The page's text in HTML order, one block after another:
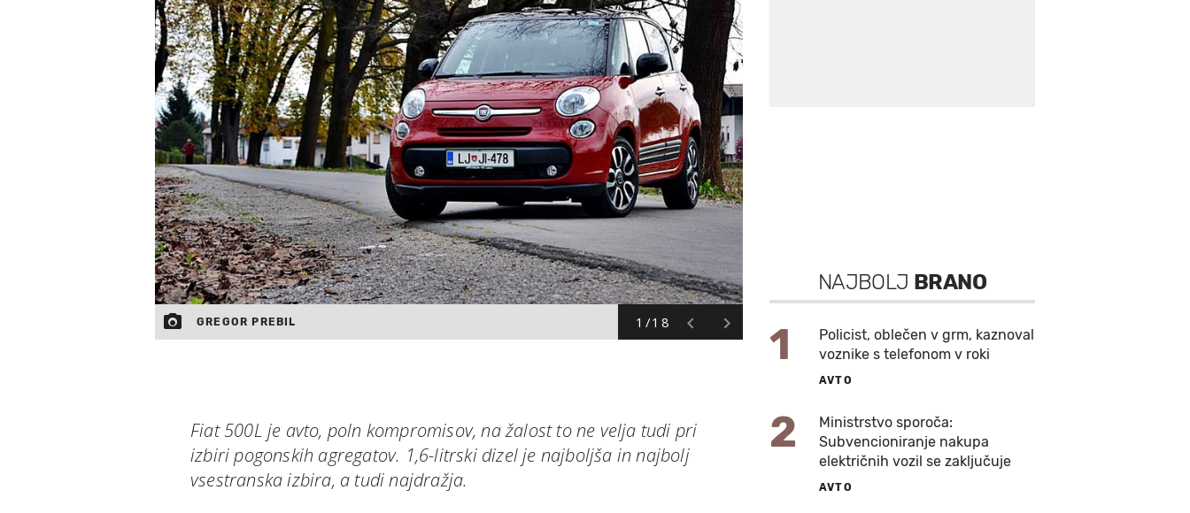
1/18
GREGOR PREBIL
Fiat 500L je avto, poln kompromisov, na žalost to ne velja tudi pri
izbiri pogonskih agregatov. 1,6-litrski dizel je najboljša in najbolj
vsestranska izbira, a tudi najdražja.
NAJBOLJ BRANO
1
Policist, oblečen v grm, kaznoval
voznike s telefonom v roki
AVTO
2
Ministrstvo sporoča:
Subvencioniranje nakupa
električnih vozil se zaključuje
AVTO